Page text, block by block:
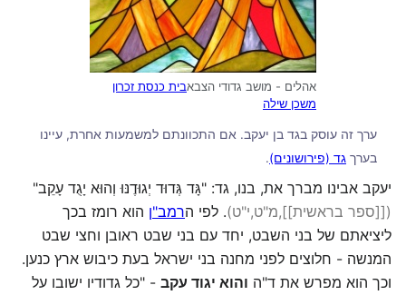
אהלים - מושב גדודי הצבאבית כנסת זכרון
משכן שילה
ערך זה עוסק בגד בן יעקב. אם התכוונתם למשמעות אחרת, עיינו
בערך גד (פירושונים).
יעקב אבינו מברך את, בנו, גד: "גָּד גְּדוּד יְגוּדֶנּוּ וְהוּא יָגֻד עָקֵב"
([[ספר בראשית]],מ"ט,י"ט). לפי הרמב"ן הוא רומז בכך
ליציאתם של בני השבט, יחד עם בני שבט ראובן וחצי שבט
המנשה - חלוצים לפני מחנה בני ישראל בעת כיבוש ארץ כנען.
וכך הוא מפרש את ד"ה והוא יגוד עקב - "כל גדודיו ישובו על